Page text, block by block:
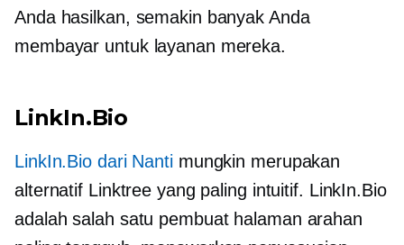
Anda hasilkan, semakin banyak Anda
membayar untuk layanan mereka.
LinkIn.Bio
LinkIn.Bio dari Nantimungkin merupakan
alternatif Linktree yang paling intuitif. LinkIn.Bio
adalah salah satu pembuat halaman arahan